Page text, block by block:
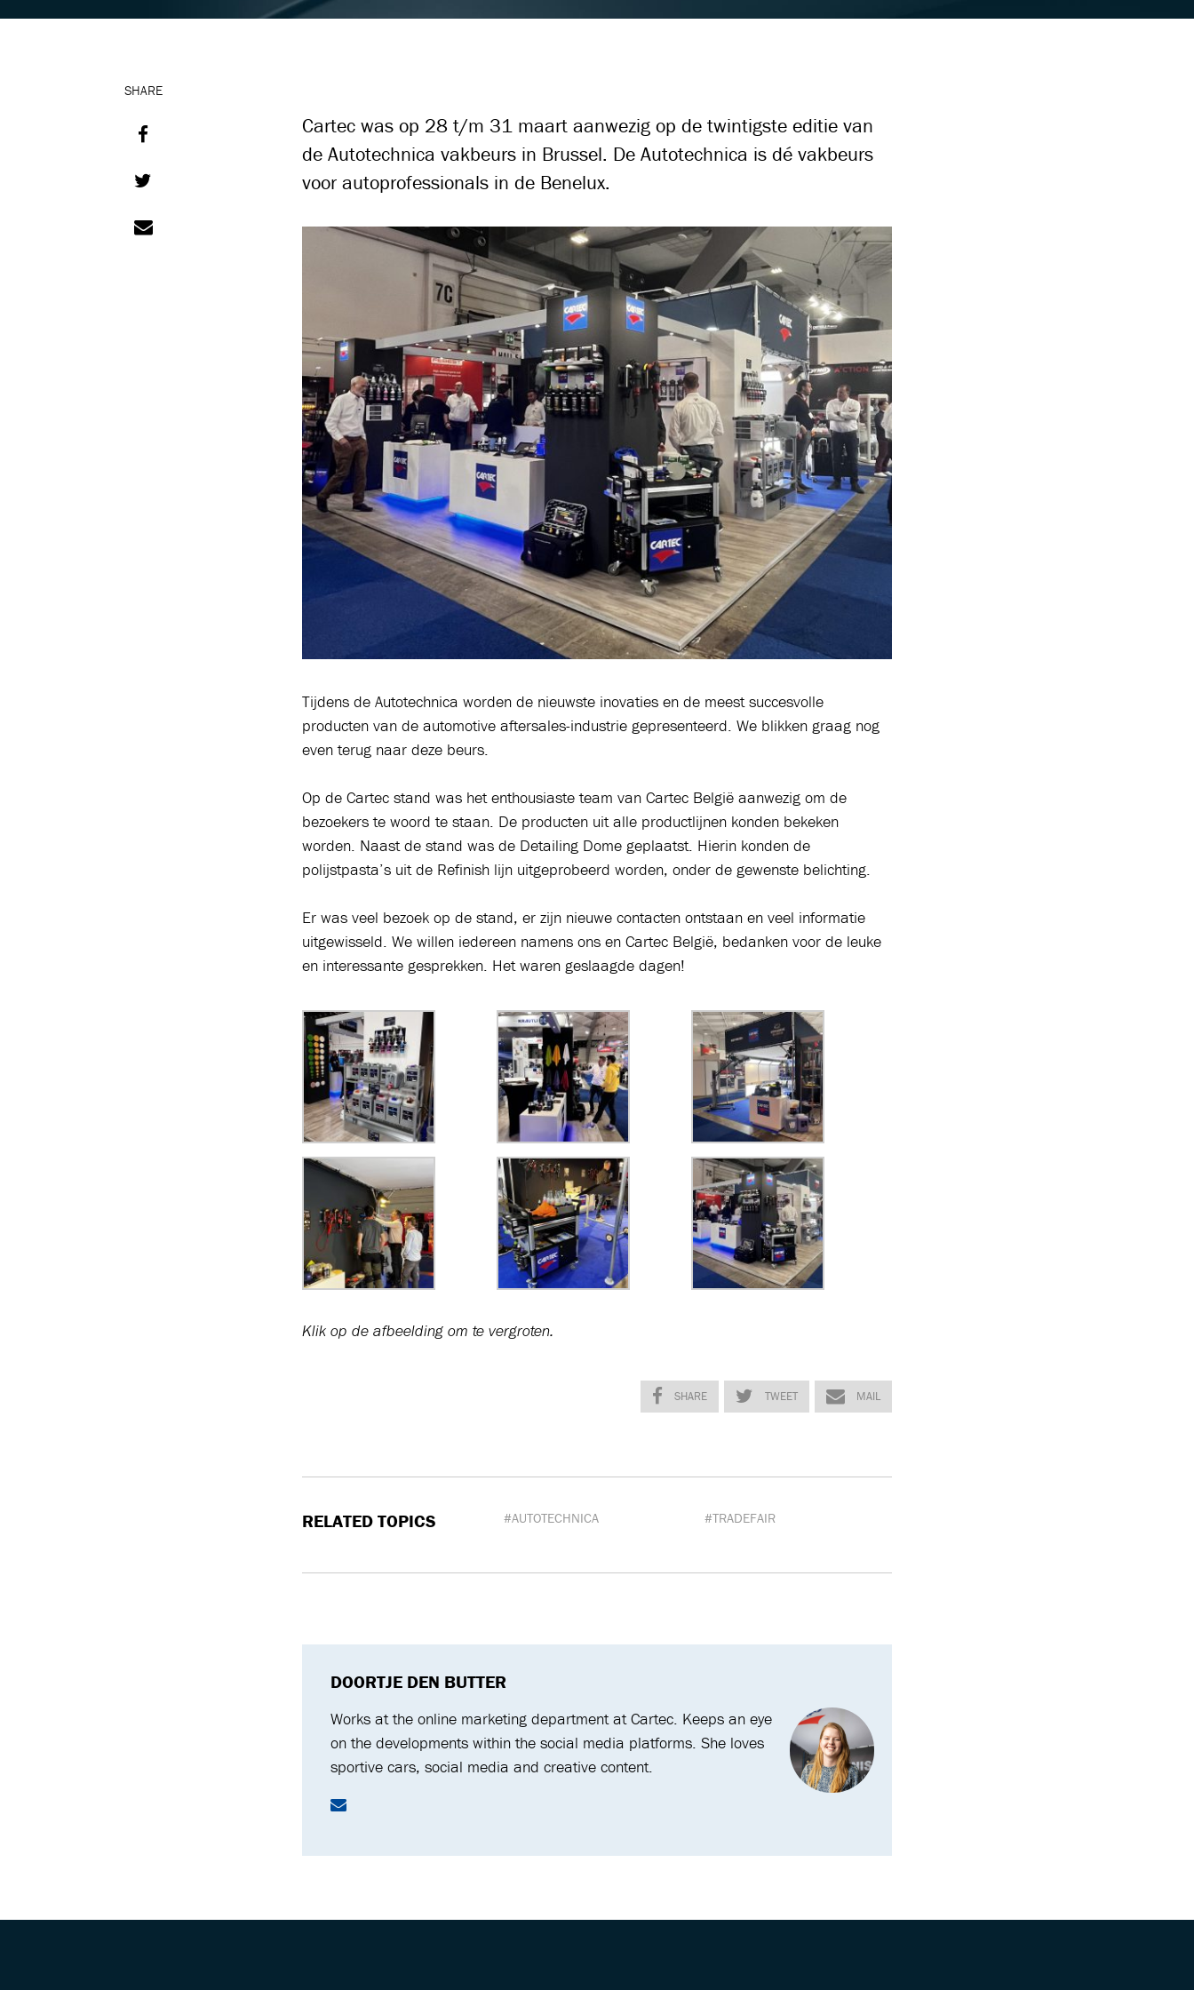
SHARE
Cartec was op 28 t/m 31 maart aanwezig op de twintigste editie van
de Autotechnica vakbeurs in Brussel. De Autotechnica is dé vakbeurs
voor autoprofessionals in de Benelux.
Tijdens de Autotechnica worden de nieuwste inovaties en de meest succesvolle
producten van de automotive aftersales-industrie gepresenteerd. We blikken graag nog
even terug naar deze beurs.
Op de Cartec stand was het enthousiaste team van Cartec België aanwezig om de
bezoekers te woord te staan. De producten uit alle productlijnen konden bekeken
worden. Naast de stand was de Detailing Dome geplaatst. Hierin konden de
polijstpasta’s uit de Refinish lijn uitgeprobeerd worden, onder de gewenste belichting.
Er was veel bezoek op de stand, er zijn nieuwe contacten ontstaan en veel informatie
uitgewisseld. We willen iedereen namens ons en Cartec België, bedanken voor de leuke
en interessante gesprekken. Het waren geslaagde dagen!
Klik op de afbeelding om te vergroten.
SHARE TWEET MAIL
RELATED TOPICS #AUTOTECHNICA #TRADEFAIR
DOORTJE DEN BUTTER
Works at the online marketing department at Cartec. Keeps an eye
on the developments within the social media platforms. She loves
sportive cars, social media and creative content.